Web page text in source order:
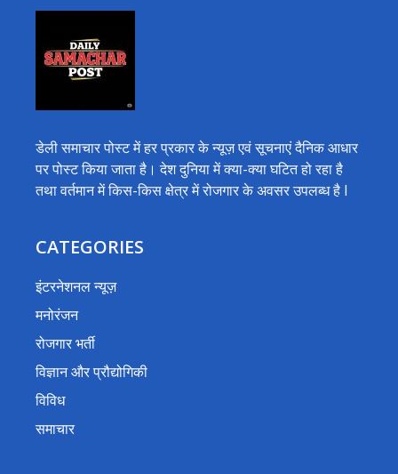
डेली समाचार पोस्ट में हर प्रकार के न्यूज़ एवं सूचनाएं दैनिक आधार
पर पोस्ट किया जाता है। देश दुनिया में क्या-क्या घटित हो रहा है
तथा वर्तमान में किस-किस क्षेत्र में रोजगार के अवसर उपलब्ध है I
CATEGORIES
इंटरनेशनल न्यूज़
मनोरंजन
रोजगार भर्ती
विज्ञान और प्रौद्योगिकी
विविध
समाचार